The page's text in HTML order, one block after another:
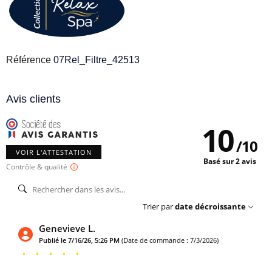
Référence 07Rel_Filtre_42513
Avis clients
VOIR L'ATTESTATION
Contrôle & qualité
10/10
Basé sur 2 avis
Trier pardate décroissante
Genevieve L.
Publié le 7/16/26, 5:26 PM (Date de commande : 7/3/2026)